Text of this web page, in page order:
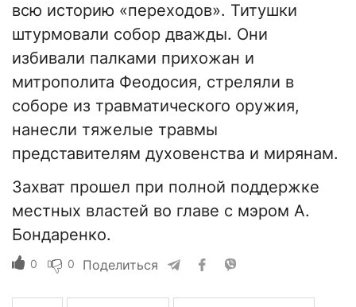
всю историю «переходов». Титушки
штурмовали собор дважды. Они
избивали палками прихожан и
митрополита Феодосия, стреляли в
соборе из травматического оружия,
нанесли тяжелые травмы
представителям духовенства и мирянам.
Захват прошел при полной поддержке
местных властей во главе с мэром А.
Бондаренко.
0 0 Поделиться